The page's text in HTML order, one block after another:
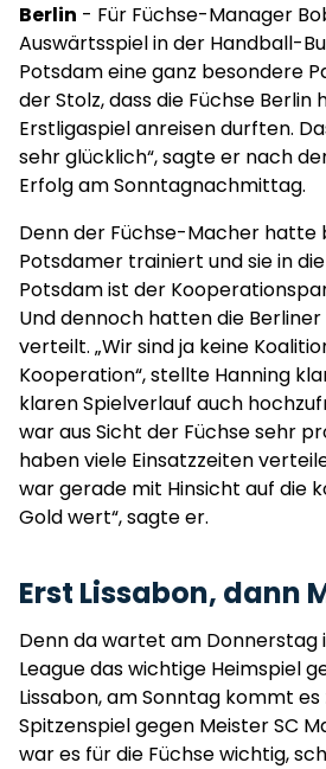
Berlin - Für Füchse-Manager
Auswärtsspiel in der Handball-
Potsdam eine ganz besondere
der Stolz, dass die Füchse Berlin
Erstligaspiel anreisen durften.
sehr glücklich“, sagte er nach
Erfolg am Sonntagnachmittag.
Denn der Füchse-Macher hatte
Potsdamer trainiert und sie in
Potsdam ist der
Und dennoch hatten die
verteilt. „Wir sind ja keine
Kooperation“, stellte Hanning
klaren Spielverlauf auch
war aus Sicht der Füchse sehr
haben viele Einsatzzeiten
war gerade mit Hinsicht auf die
Gold wert“, sagte er.
Erst Lissabon, dann
Denn da wartet am Donnerstag
League das wichtige Heimspiel
Lissabon, am Sonntag kommt
Spitzenspiel gegen Meister SC
war es für die Füchse wichtig,